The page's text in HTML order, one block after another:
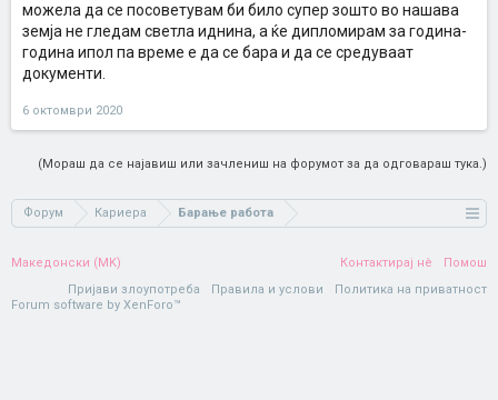
можела да се посоветувам би било супер зошто во нашава
земја не гледам светла иднина, а ќе дипломирам за година-
година ипол па време е да се бара и да се средуваат
документи.
6 октомври 2020
(Мораш да се најавиш или зачлениш на форумот за да одговараш тука.)
Форум Кариера Барање работа
Македонски (MK) Контактирај нè
Помош
Пријави злоупотреба
Правила и услови
Политика на приватност
Forum software by XenForo™